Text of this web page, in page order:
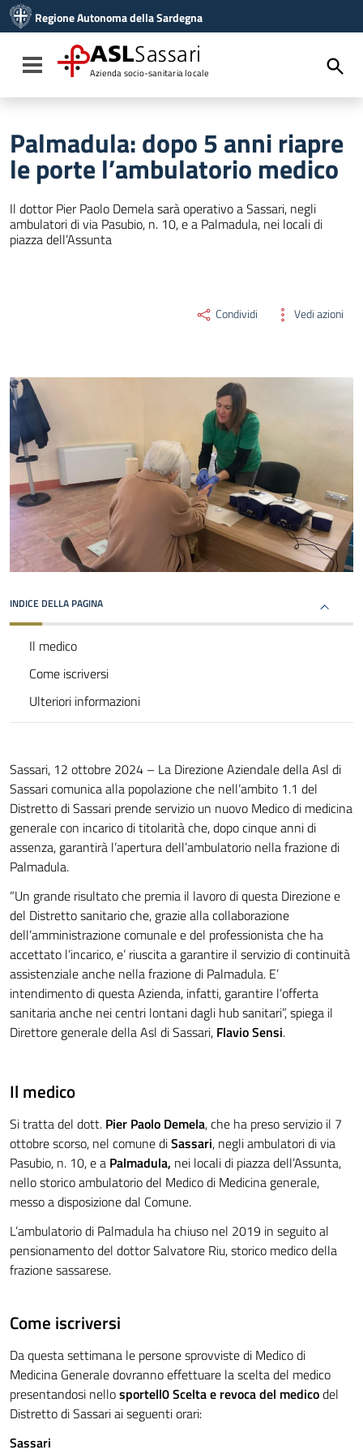
Vai al menu di navigazione
Vai al footer
Regione Autonoma della Sardegna
Toggle navigation
ASLSassari
Azienda socio-sanitaria locale
Palmadula: dopo 5 anni riapre
le porte l’ambulatorio medico
Il dottor Pier Paolo Demela sarà operativo a Sassari, negli
ambulatori di via Pasubio, n. 10, e a Palmadula, nei locali di
piazza dell’Assunta
Condividi Vedi azioni
INDICE DELLA PAGINA
Il medico
Come iscriversi
Ulteriori informazioni
Sassari, 12 ottobre 2024 – La Direzione Aziendale della Asl di
Sassari comunica alla popolazione che nell’ambito 1.1 del
Distretto di Sassari prende servizio un nuovo Medico di medicina
generale con incarico di titolarità che, dopo cinque anni di
assenza, garantirà l’apertura dell’ambulatorio nella frazione di
Palmadula.
“Un grande risultato che premia il lavoro di questa Direzione e
del Distretto sanitario che, grazie alla collaborazione
dell’amministrazione comunale e del professionista che ha
accettato l’incarico, e’ riuscita a garantire il servizio di continuità
assistenziale anche nella frazione di Palmadula. E’
intendimento di questa Azienda, infatti, garantire l’offerta
sanitaria anche nei centri lontani dagli hub sanitari”, spiega il
Direttore generale della Asl di Sassari, Flavio Sensi.
Il medico
Si tratta del dott. Pier Paolo Demela, che ha preso servizio il 7
ottobre scorso, nel comune diSassari, negli ambulatori di via
Pasubio, n. 10, e a Palmadula, nei locali di piazza dell’Assunta,
nello storico ambulatorio del Medico di Medicina generale,
messo a disposizione dal Comune.
L’ambulatorio di Palmadula ha chiuso nel 2019 in seguito al
pensionamento del dottor Salvatore Riu, storico medico della
frazione sassarese.
Come iscriversi
Da questa settimana le persone sprovviste di Medico di
Medicina Generale dovranno effettuare la scelta del medico
presentandosi nellosportell0 Scelta e revoca del medicodel
Distretto di Sassari ai seguenti orari:
Sassari